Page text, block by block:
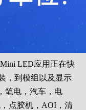
LED应用正在快
，到模组以及显示
笔电，汽车，电
点胶机，AOI，清